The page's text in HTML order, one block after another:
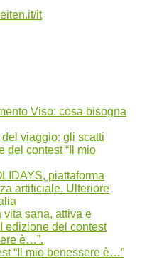
Viso: cosa bisogna
viaggio: gli scatti
del contest “Il mio
piattaforma
artificiale. Ulteriore
vita sana, attiva e
edizione del contest
è…”.
“Il mio benessere è…”